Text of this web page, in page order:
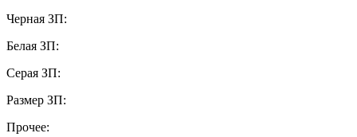
Черная ЗП:
Белая ЗП:
Серая ЗП:
Размер ЗП:
Прочее: